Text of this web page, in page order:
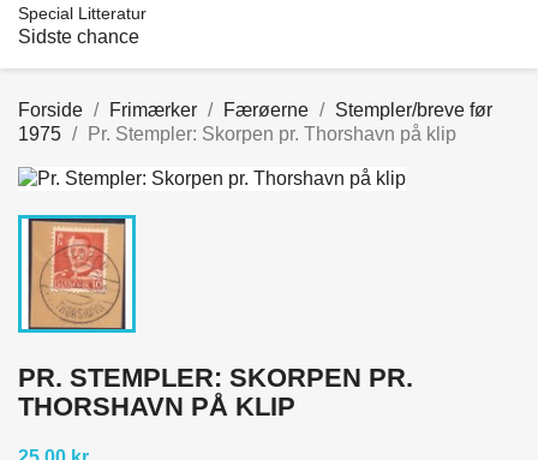
Special Litteratur
Sidste chance
Forside Frimærker Færøerne
Stempler/breve før
1975
Pr. Stempler: Skorpen pr. Thorshavn på klip
PR. STEMPLER: SKORPEN PR.
THORSHAVN PÅ KLIP